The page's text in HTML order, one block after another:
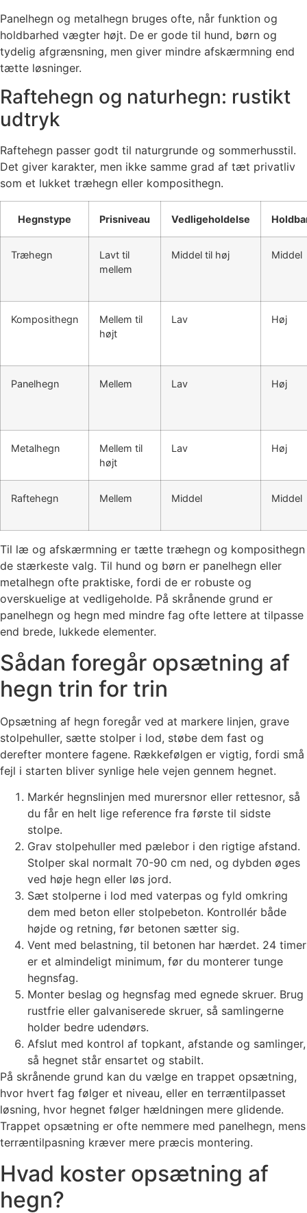
Panelhegn og metalhegn bruges ofte, når funktion og
holdbarhed vægter højt. De er gode til hund, børn og
tydelig afgrænsning, men giver mindre afskærmning end
tætte løsninger.
Raftehegn og naturhegn: rustikt
udtryk
Raftehegn passer godt til naturgrunde og sommerhusstil.
Det giver karakter, men ikke samme grad af tæt privatliv
som et lukket træhegn eller komposithegn.
Hegnstype Prisniveau Vedligeholdelse
Træhegn
Lavt til
mellem
Middel til høj Middel
Komposithegn
Mellem til
højt
Lav Høj
Panelhegn Mellem Lav Høj
Metalhegn
Mellem til
højt
Lav Høj
Raftehegn Mellem Middel Middel
Til læ og afskærmning er tætte træhegn og komposithegn
de stærkeste valg. Til hund og børn er panelhegn eller
metalhegn ofte praktiske, fordi de er robuste og
overskuelige at vedligeholde. På skrånende grund er
panelhegn og hegn med mindre fag ofte lettere at tilpasse
end brede, lukkede elementer.
Sådan foregår opsætning af
hegn trin for trin
Opsætning af hegn foregår ved at markere linjen, grave
stolpehuller, sætte stolper i lod, støbe dem fast og
derefter montere fagene. Rækkefølgen er vigtig, fordi små
fejl i starten bliver synlige hele vejen gennem hegnet.
Markér hegnslinjen med murersnor eller rettesnor, så
du får en helt lige reference fra første til sidste
stolpe.
Grav stolpehuller med pælebor i den rigtige afstand.
Stolper skal normalt 70-90 cm ned, og dybden øges
ved høje hegn eller løs jord.
Sæt stolperne i lod med vaterpas og fyld omkring
dem med beton eller stolpebeton. Kontrollér både
højde og retning, før betonen sætter sig.
Vent med belastning, til betonen har hærdet. 24 timer
er et almindeligt minimum, før du monterer tunge
hegnsfag.
Monter beslag og hegnsfag med egnede skruer. Brug
rustfrie eller galvaniserede skruer, så samlingerne
holder bedre udendørs.
Afslut med kontrol af topkant, afstande og samlinger,
så hegnet står ensartet og stabilt.
På skrånende grund kan du vælge en trappet opsætning,
hvor hvert fag følger et niveau, eller en terræntilpasset
løsning, hvor hegnet følger hældningen mere glidende.
Trappet opsætning er ofte nemmere med panelhegn, mens
terræntilpasning kræver mere præcis montering.
Hvad koster opsætning af
hegn?